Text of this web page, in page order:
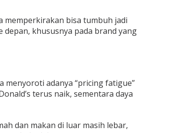
memperkirakan bisa tumbuh jadi
depan, khususnya pada brand yang
menyoroti adanya “pricing fatigue”
terus naik, sementara daya
dan makan di luar masih lebar,